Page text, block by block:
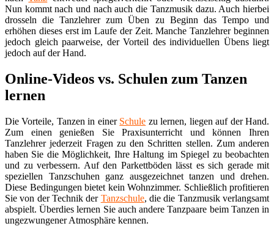
Nun kommt nach und nach auch die Tanzmusik dazu. Auch hierbei
drosseln die Tanzlehrer zum Üben zu Beginn das Tempo und
erhöhen dieses erst im Laufe der Zeit. Manche Tanzlehrer beginnen
jedoch gleich paarweise, der Vorteil des individuellen Übens liegt
jedoch auf der Hand.
Online-Videos vs. Schulen zum Tanzen
lernen
Die Vorteile, Tanzen in einer Schule zu lernen, liegen auf der Hand.
Zum einen genießen Sie Praxisunterricht und können Ihren
Tanzlehrer jederzeit Fragen zu den Schritten stellen. Zum anderen
haben Sie die Möglichkeit, Ihre Haltung im Spiegel zu beobachten
und zu verbessern. Auf den Parkettböden lässt es sich gerade mit
speziellen Tanzschuhen ganz ausgezeichnet tanzen und drehen.
Diese Bedingungen bietet kein Wohnzimmer. Schließlich profitieren
Sie von der Technik der Tanzschule, die die Tanzmusik verlangsamt
abspielt. Überdies lernen Sie auch andere Tanzpaare beim Tanzen in
ungezwungener Atmosphäre kennen.